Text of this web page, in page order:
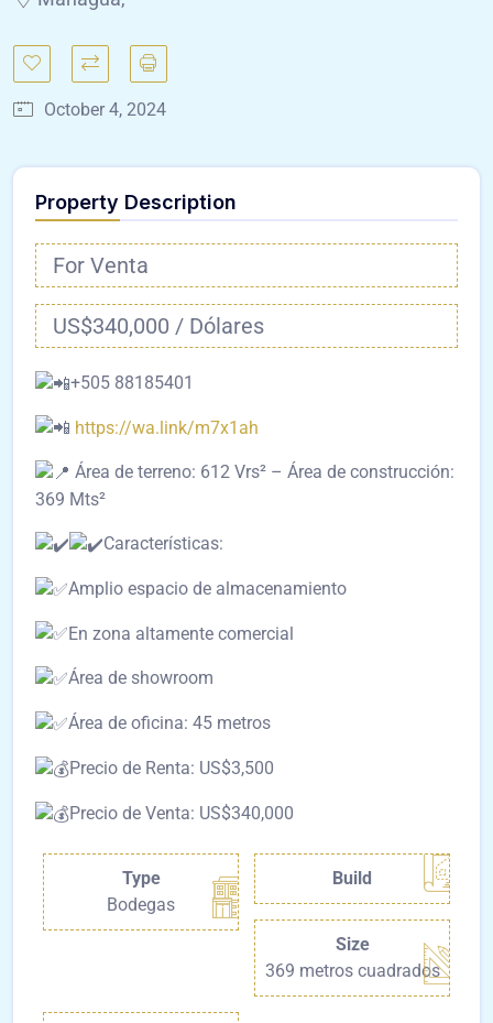
October 4, 2024
Property Description
For Venta
US$340,000 / Dólares
+505 88185401
https://wa.link/m7x1ah
Área de terreno: 612 Vrs² – Área de construcción:
369 Mts²
Características:
Amplio espacio de almacenamiento
En zona altamente comercial
Área de showroom
Área de oficina: 45 metros
Precio de Renta: US$3,500
Precio de Venta: US$340,000
Type
Bodegas
Build
Size
369 metros cuadrados